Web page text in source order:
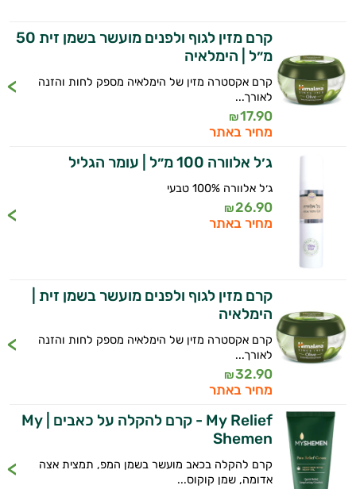
קרם מזין לגוף ולפנים מועשר בשמן זית 50
מ״ל | הימלאיה
קרם אקסטרה מזין של הימלאיה מספק לחות והזנה
לאורך...
17.90
₪
מחיר באתר
ג׳ל אלוורה 100 מ״ל | עומר הגליל
ג׳ל אלוורה 100% טבעי
26.90
₪
מחיר באתר
קרם מזין לגוף ולפנים מועשר בשמן זית |
הימלאיה
קרם אקסטרה מזין של הימלאיה מספק לחות והזנה
לאורך...
32.90
₪
מחיר באתר
My Relief - קרם להקלה על כאבים | My
Shemen
קרם להקלה בכאב מועשר בשמן המפ, תמצית אצה
אדומה, שמן קוקוס...
אני יועץ הבריאות האישי AI של טבע בריא.
התשובות שלי מבוססות על מאגרי מידע קליניים
וספרות מקצועית בתחומי הרפואה הטבעית
ותזונת הספורט.
ולמצב הגופני שלך, ולהסביר לך אילו רכיבים
עובדים יחד כדי למקסם תוצאות גם בחיי היום
יום וגם בתחום הכושר והספורט.
המטרה שלי היא להתאים עבורך המלצות
אישיות מבוססות מדעית.
זה הזמן להתחיל. איך אוכל לעזור?